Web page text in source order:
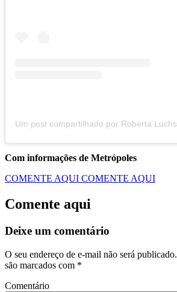
Com informações de Metrópoles
COMENTE AQUI COMENTE AQUI
Comente aqui
Deixe um comentário
O seu endereço de e-mail não será publicado.
são marcados com *
Comentário